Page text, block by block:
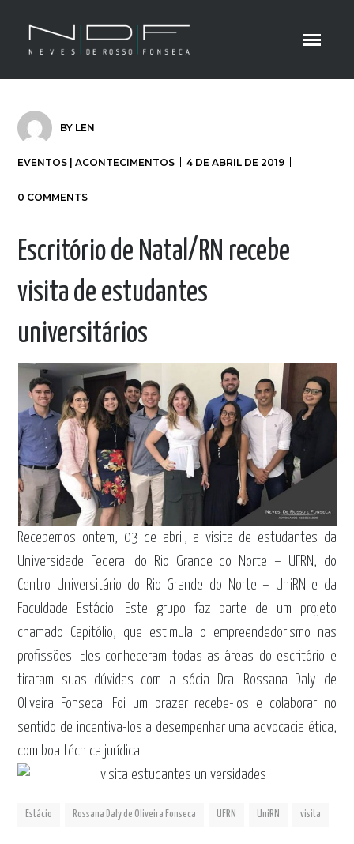
BY LEN
EVENTOS | ACONTECIMENTOS 4 DE ABRIL DE 2019
0 COMMENTS
Escritório de Natal/RN recebe
visita de estudantes
universitários
Recebemos ontem, 03 de abril, a visita de estudantes da
Universidade Federal do Rio Grande do Norte – UFRN, do
Centro Universitário do Rio Grande do Norte – UniRN e da
Faculdade Estácio. Este grupo faz parte de um projeto
chamado Capitólio, que estimula o empreendedorismo nas
profissões. Eles conheceram todas as áreas do escritório e
tiraram suas dúvidas com a sócia Dra. Rossana Daly de
Oliveira Fonseca. Foi um prazer recebe-los e colaborar no
sentido de incentiva-los a desempenhar uma advocacia ética,
com boa técnica jurídica.
Estácio Rossana Daly de Oliveira Fonseca UFRN UniRN visita